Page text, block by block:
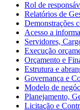
Rol de
Relatórios de
Demonstrações
Acesso a
Servidores,
Execução
Orçamento e
Estrutura e
Governança e
Modelo de
Planejamento,
Licitação e